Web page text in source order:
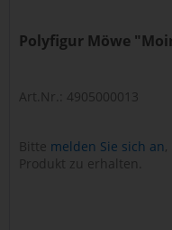
Polyfigur Möwe
Art.Nr.: 4905000013
Bitte melden Sie sich an
Produkt zu erhalten.